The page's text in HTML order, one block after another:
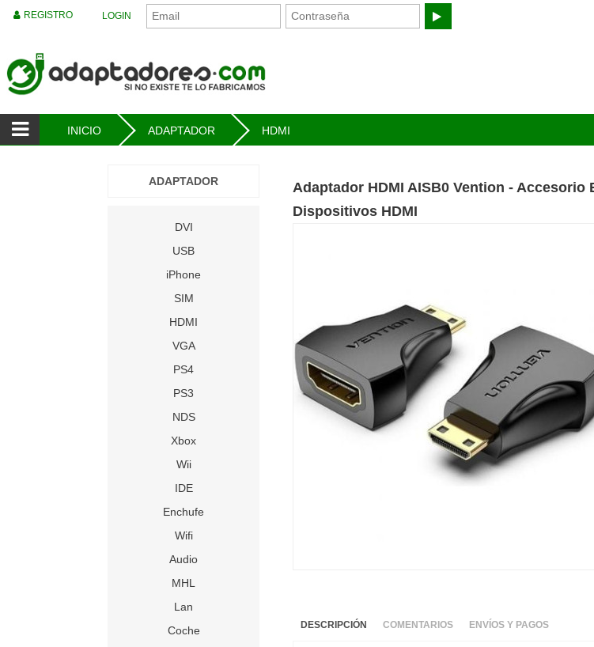
REGISTRO LOGIN
INICIO ADAPTADOR HDMI
Adaptador HDMI AISB0 Vention - Accesorio
Dispositivos HDMI
DESCRIPCIÓN COMENTARIOS ENVÍOS Y PAGOS
ADAPTADOR
DVI
USB
iPhone
SIM
HDMI
VGA
PS4
PS3
NDS
Xbox
Wii
IDE
Enchufe
Wifi
Audio
MHL
Lan
Coche